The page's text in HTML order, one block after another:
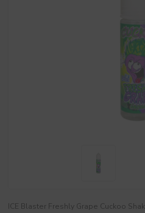
ICE Blaster Freshly Grape Cuckoo